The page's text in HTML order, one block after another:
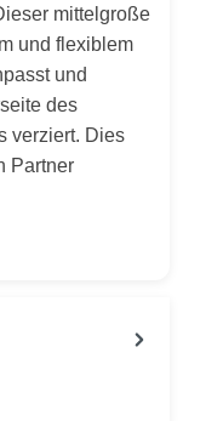
mittelgroße
und flexiblem
und
des
verziert. Dies
Partner